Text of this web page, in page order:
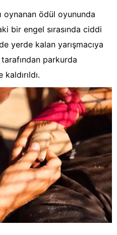
oynanan ödül oyununda
bir engel sırasında ciddi
yerde kalan yarışmacıya
parkurda